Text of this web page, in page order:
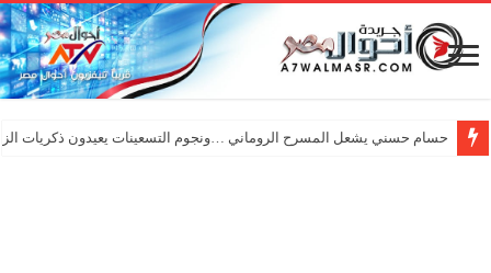
حسام حسني يشعل المسرح الروماني …ونجوم التسعينات يعيدون ذكريات